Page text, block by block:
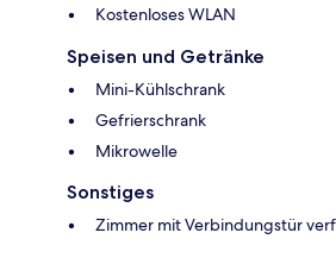
Kostenloses WLAN
Speisen und Getränke
Mini-Kühlschrank
Gefrierschrank
Mikrowelle
Sonstiges
Zimmer mit Verbindungstür